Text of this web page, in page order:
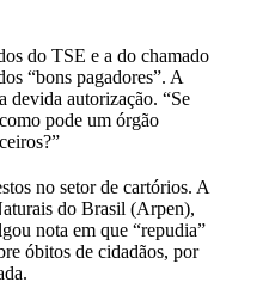
do TSE e a do chamado
“bons pagadores”. A
devida autorização. “Se
pode um órgão
no setor de cartórios. A
do Brasil (Arpen),
nota em que “repudia”
óbitos de cidadãos, por